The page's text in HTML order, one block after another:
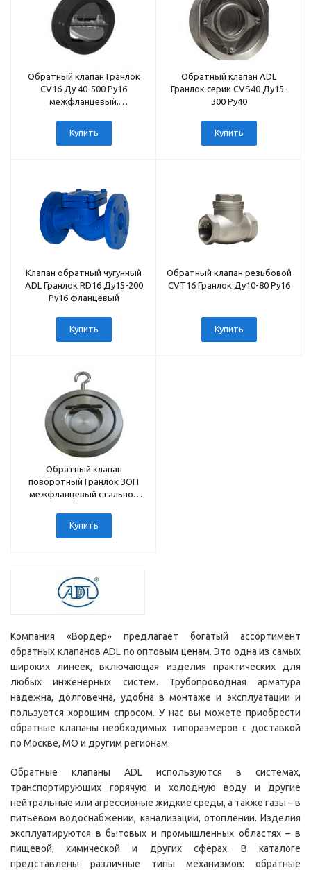
Обратный клапан Гранлок
CV16 Ду 40-500 Ру16
межфланцевый,
сталь, уплотнение - EPDM
Купить
Обратный клапан ADL
Гранлок серии СVS40 Ду15-
300 Ру40
Купить
Клапан обратный чугунный
ADL Гранлок RD16 Ду15-200
Ру16 фланцевый
Купить
Обратный клапан резьбовой
CVT16 Гранлок Ду10-80 Ру16
Купить
Обратный клапан
поворотный Гранлок ЗОП
межфланцевый стальной
Купить
Компания «Вордер» предлагает богатый ассортимент
обратных клапанов ADL по оптовым ценам. Это одна из самых
широких линеек, включающая изделия практических для
любых инженерных систем. Трубопроводная арматура
надежна, долговечна, удобна в монтаже и эксплуатации и
пользуется хорошим спросом. У нас вы можете приобрести
обратные клапаны необходимых типоразмеров с доставкой
по Москве, МО и другим регионам.
Обратные клапаны ADL используются в системах,
транспортирующих горячую и холодную воду и другие
нейтральные или агрессивные жидкие среды, а также газы – в
питьевом водоснабжении, канализации, отоплении. Изделия
эксплуатируются в бытовых и промышленных областях – в
пищевой, химической и других сферах. В каталоге
представлены различные типы механизмов: обратные